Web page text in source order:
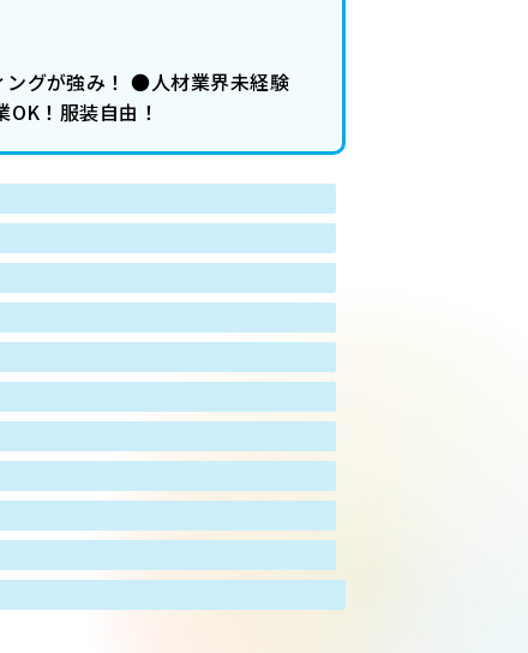
グが強み！ ●人材業界未経験
！服装自由！